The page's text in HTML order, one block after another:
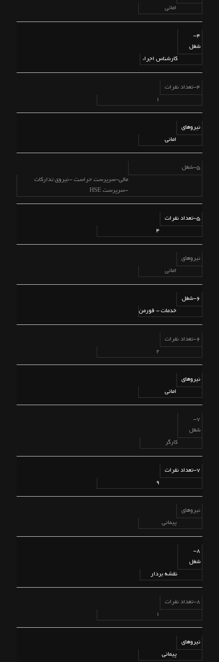
امانی
4-
شغل
کارشناس اجراء
4-تعداد نفرات
1
نیروهای
امانی
5-شغل
مالی-سرپرست حراست -نیروی تدارکات
-سرپرست HSE
5-تعداد نفرات
4
نیروهای
امانی
6-شغل
خدمات - فورمن
6-تعداد نفرات
2
نیروهای
امانی
7-
شغل
کارگر
7-تعداد نفرات
9
نیروهای
پیمانی
8-
شغل
نقشه بردار
8-تعداد نفرات
1
نیروهای
پیمانی